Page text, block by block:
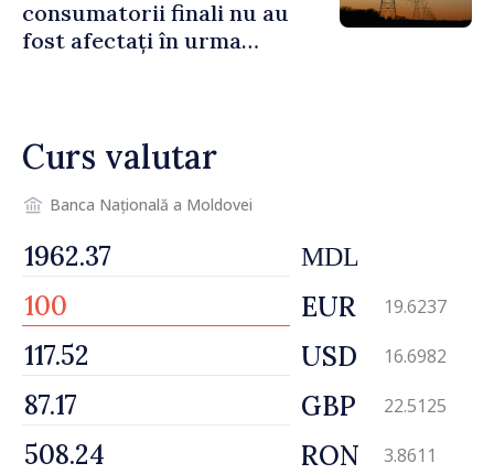
consumatorii finali nu au
fost afectați în urma
regim prioritar
Curs valutar
Banca Națională a Moldovei
MDL
EUR 19.6237
USD 16.6982
GBP 22.5125
RON 3.8611